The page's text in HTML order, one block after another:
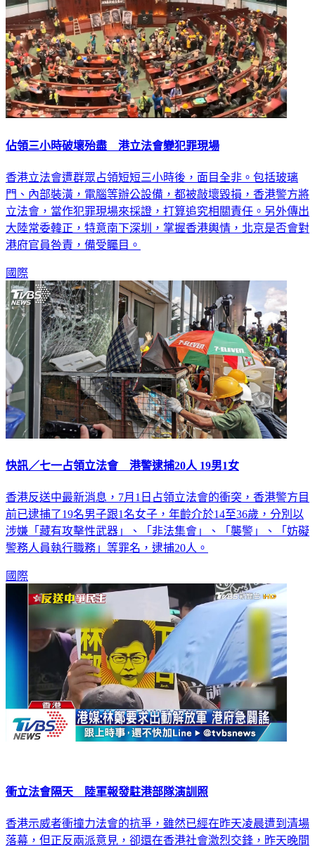
佔領三小時破壞殆盡 港立法會變犯罪現場
香港立法會遭群眾占領短短三小時後，面目全非。包括玻璃
門、內部裝潢，電腦等辦公設備，都被敲壞毀損，香港警方將
立法會，當作犯罪現場來採證，打算追究相關責任。另外傳出
大陸常委韓正，特意南下深圳，掌握香港輿情，北京是否會對
港府官員咎責，備受矚目。
國際
快訊／七一占領立法會 港警逮捕20人 19男1女
香港反送中最新消息，7月1日占領立法會的衝突，香港警方目
前已逮捕了19名男子跟1名女子，年齡介於14至36歲，分別以
涉嫌「藏有攻擊性武器」、「非法集會」、「襲警」、「妨礙
警務人員執行職務」等罪名，逮捕20人。
國際
衝立法會隔天 陸軍報發駐港部隊演訓照
香港示威者衝撞力法會的抗爭，雖然已經在昨天凌晨遭到清場
落幕，但正反兩派意見，卻還在香港社會激烈交鋒，昨天晚間